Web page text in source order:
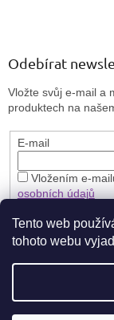
Tento web
tohoto webu
Odebírat
Vložte svůj e-mail a
produktech na
E-mail
Vložením e-
osobních údajů
PŘIHLÁSIT SE